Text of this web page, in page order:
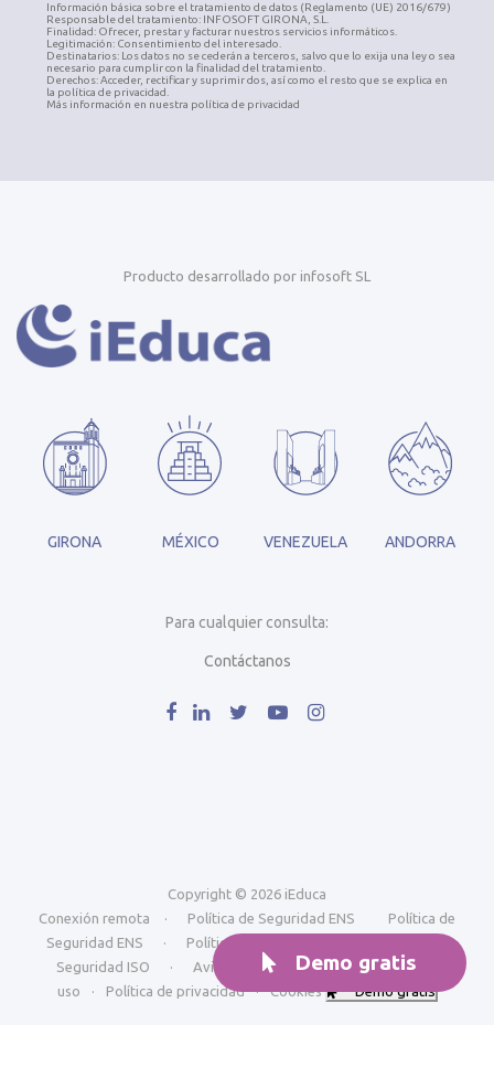
Información básica sobre el tratamiento de datos (Reglamento (UE) 2016/679)
Responsable del tratamiento: INFOSOFT GIRONA, S.L.
Finalidad: Ofrecer, prestar y facturar nuestros servicios informáticos.
Legitimación: Consentimiento del interesado.
Destinatarios: Los datos no se cederán a terceros, salvo que lo exija una ley o sea
necesario para cumplir con la finalidad del tratamiento.
Derechos: Acceder, rectificar y suprimir dos, así como el resto que se explica en
la política de privacidad.
Más información en nuestra política de privacidad
Producto desarrollado por infosoft SL
GIRONA MÉXICO VENEZUELA ANDORRA
Para cualquier consulta:
Contáctanos
Copyright © 2026 iEduca
Conexión remota
· Política de Seguridad ENS
Política de
Seguridad ENS
· Política de seguridad ISO
Seguridad ISO
·
Aviso legal y condiciones generales de
uso
· Política de privacidad · Cookies
Demo gratis
Demo gratis